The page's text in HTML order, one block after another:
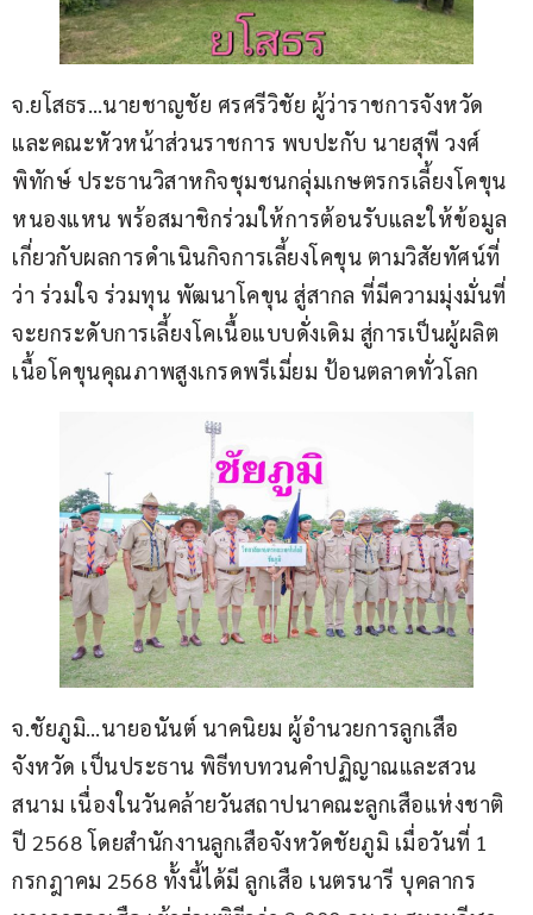
จ.ยโสธร…นายชาญชัย ศรศรีวิชัย ผู้ว่าราชการจังหวัด
และคณะหัวหน้าส่วนราชการ พบปะกับ นายสุพี วงศ์
พิทักษ์ ประธานวิสาหกิจชุมชนกลุ่มเกษตรกรเลี้ยงโคขุน
หนองแหน พร้อสมาชิกร่วมให้การต้อนรับและให้ข้อมูล
เกี่ยวกับผลการดำเนินกิจการเลี้ยงโคขุน ตามวิสัยทัศน์ที่
ว่า ร่วมใจ ร่วมทุน พัฒนาโคขุน สู่สากล ที่มีความมุ่งมั่นที่
จะยกระดับการเลี้ยงโคเนื้อแบบดั่งเดิม สู่การเป็นผู้ผลิต
เนื้อโคขุนคุณภาพสูงเกรดพรีเมี่ยม ป้อนตลาดทั่วโลก
จ.ชัยภูมิ…นายอนันต์ นาคนิยม ผู้อำนวยการลูกเสือ
จังหวัด เป็นประธาน พิธีทบทวนคำปฏิญาณและสวน
สนาม เนื่องในวันคล้ายวันสถาปนาคณะลูกเสือแห่งชาติ
ปี 2568 โดยสำนักงานลูกเสือจังหวัดชัยภูมิ เมื่อวันที่ 1
กรกฎาคม 2568 ทั้งนี้ได้มี ลูกเสือ เนตรนารี บุคลากร